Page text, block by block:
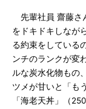
先輩社員 齋藤さ
をドキドキしなが
る約束をしている
ンチのランクが変
ルな炭水化物もの
ツメが甘いと「も
「海老天丼」（